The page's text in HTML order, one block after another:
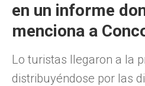
en un informe
menciona a
Lo turistas llegaron a la
distribuyéndose por las